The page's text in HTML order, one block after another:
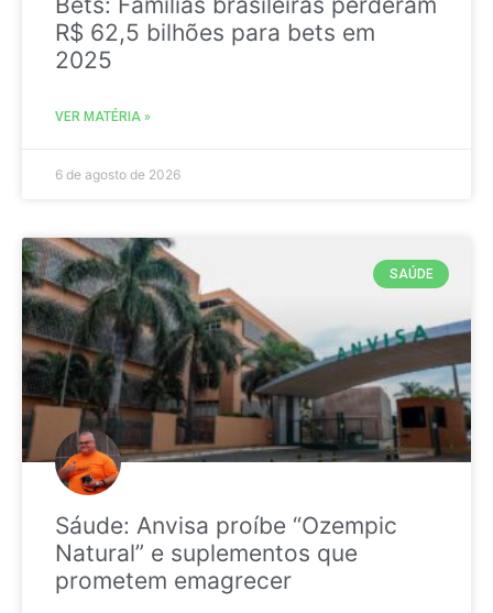
R$ 62,5 bilhões para bets em
2025
VER MATÉRIA »
6 de agosto de 2026
SAÚDE
Sáude: Anvisa proíbe “Ozempic
Natural” e suplementos que
prometem emagrecer